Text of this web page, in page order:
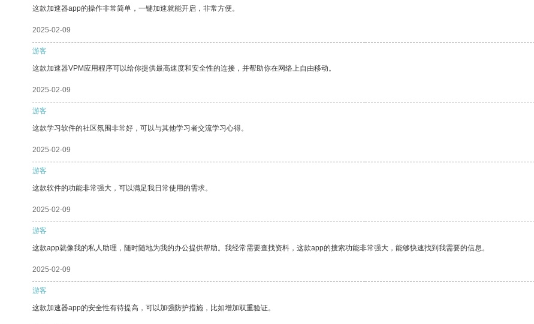
这款加速器app的操作非常简单，一键加速就能开启，非常方便。
2025-02-09
游客
这款加速器VPM应用程序可以给你提供最高速度和安全性的连接，并帮助你在网络上自由移动。
2025-02-09
游客
这款学习软件的社区氛围非常好，可以与其他学习者交流学习心得。
2025-02-09
游客
这款软件的功能非常强大，可以满足我日常使用的需求。
2025-02-09
游客
这款app就像我的私人助理，随时随地为我的办公提供帮助。我经常需要查找资料，这款app的搜索功能非常强大，能够快速找到我需要的信息。
2025-02-09
游客
这款加速器app的安全性有待提高，可以加强防护措施，比如增加双重验证。